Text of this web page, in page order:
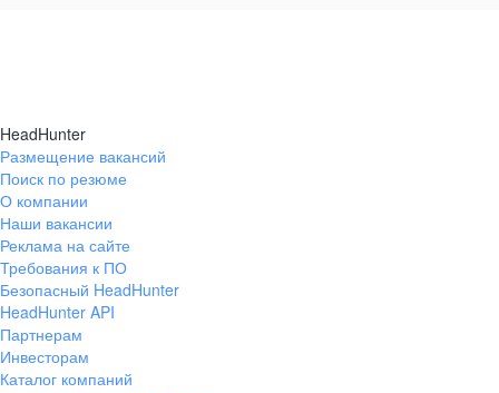
HeadHunter
Размещение вакансий
Поиск по резюме
О компании
Наши вакансии
Реклама на сайте
Требования к ПО
Безопасный HeadHunter
HeadHunter API
Партнерам
Инвесторам
Каталог компаний